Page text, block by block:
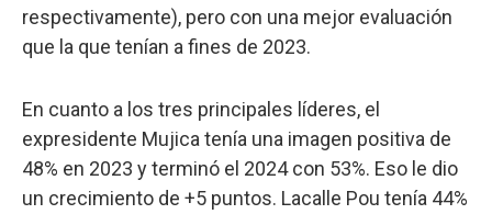
respectivamente), pero con una mejor evaluación
que la que tenían a fines de 2023.
En cuanto a los tres principales líderes, el
expresidente Mujica tenía una imagen positiva de
48% en 2023 y terminó el 2024 con 53%. Eso le dio
un crecimiento de +5 puntos. Lacalle Pou tenía 44%